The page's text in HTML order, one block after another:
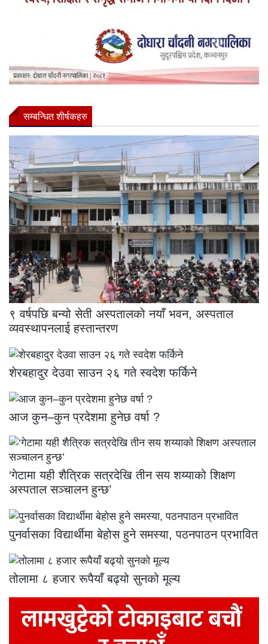
सम्बन्धित शीर्षकहरु
९ वर्षपछि बन्यो सेती अस्पतालको नयाँ भवन, अस्पताल
व्यवस्थापनलाई हस्तान्तरण
शेरबहादुर देउवा साउन २६ गते स्वदेश फर्किने
आज कुन–कुन प्रदेशमा हुनेछ वर्षा ?
‘गेटामा यही शैत्रिक सत्रदेखि तीन सय शय्याको शिक्षण
अस्पताल सञ्चालन हुन्छ’
पुनर्वासका विद्यार्थीमा बेहोस हुने समस्या, पठनपाठन प्रभावित
तोलामा ८ हजार रूपैयाँ बढ्यो सुनको मूल्य